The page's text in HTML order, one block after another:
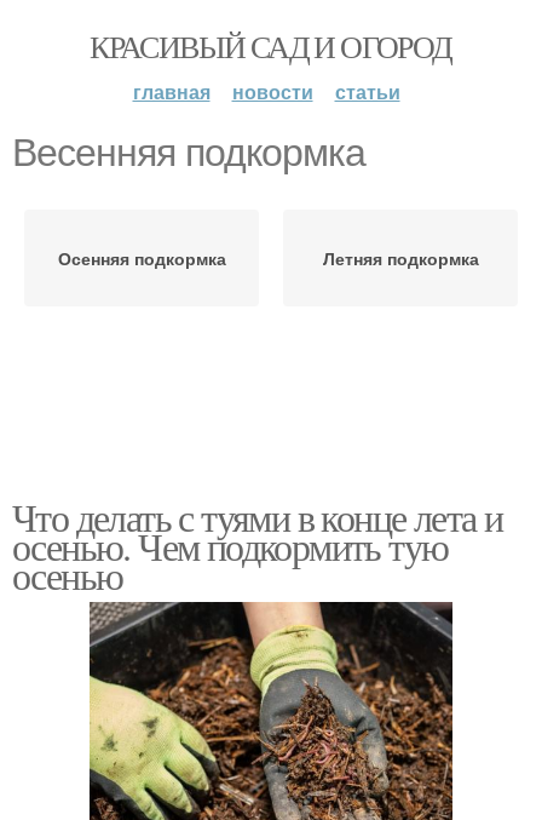
КРАСИВЫЙ САД И ОГОРОД
главная новости статьи
Весенняя подкормка
Осенняя подкормка Летняя подкормка
Что делать с туями в конце лета и
осенью. Чем подкормить тую
осенью